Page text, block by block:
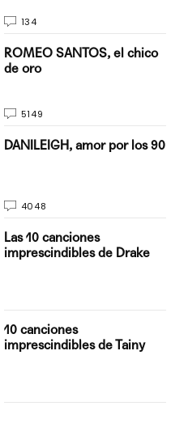
134
ROMEO SANTOS, el chico
de oro
5149
DANILEIGH, amor por los 90
4048
Las 10 canciones
imprescindibles de Drake
10 canciones
imprescindibles de Tainy